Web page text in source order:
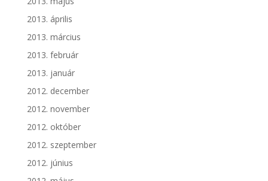
2013. április
2013. március
2013. február
2013. január
2012. december
2012. november
2012. október
2012. szeptember
2012. június